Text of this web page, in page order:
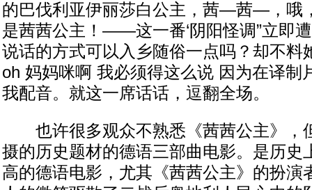
的巴伐利亚伊丽莎白公主，茜—茜—，哦
是茜茜公主！——这一番‘阴阳怪调”立即
说话的方式可以入乡随俗一点吗？却不料
oh 妈妈咪啊 我必须得这么说 因为在译制
我配音。就这一席话话，逗翻全场。
也许很多观众不熟悉《茜茜公主》，
摄的历史题材的德语三部曲电影。是历史
高的德语电影，尤其《茜茜公主》的扮演